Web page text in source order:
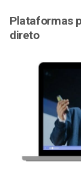
Plataformas
direto